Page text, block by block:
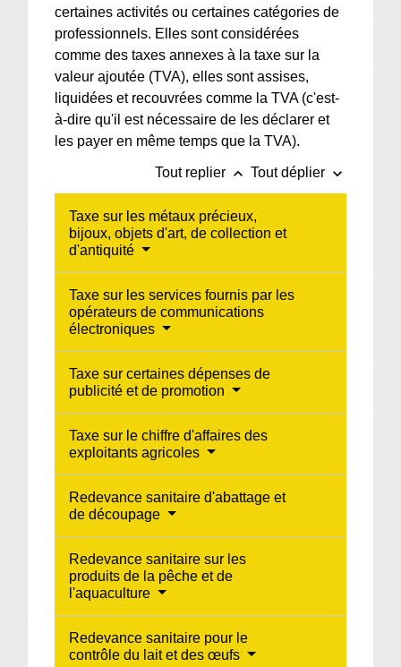
certaines activités ou certaines catégories de
professionnels. Elles sont considérées
comme des taxes annexes à la taxe sur la
valeur ajoutée (TVA), elles sont assises,
liquidées et recouvrées comme la TVA (c'est-
à-dire qu'il est nécessaire de les déclarer et
les payer en même temps que la TVA).
Tout replier keyboard_arrow_up Tout déplier keyboard_arrow_down
Taxe sur les métaux précieux,
bijoux, objets d'art, de collection et
d'antiquité
Taxe sur les services fournis par les
opérateurs de communications
électroniques
Taxe sur certaines dépenses de
publicité et de promotion
Taxe sur le chiffre d'affaires des
exploitants agricoles
Redevance sanitaire d'abattage et
de découpage
Redevance sanitaire sur les
produits de la pêche et de
l'aquaculture
Redevance sanitaire pour le
contrôle du lait et des œufs